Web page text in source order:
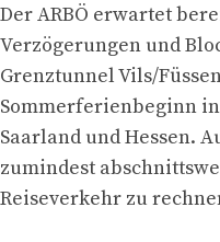
Der ARBÖ erwartet
Verzögerungen und
Grenztunnel Vils/
Sommerferienbeginn
Saarland und Hessen.
zumindest
Reiseverkehr zu